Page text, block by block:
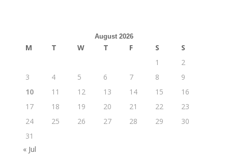
August 2026
M T W T F S
S
1
2
3
4 5 6 7 8
9
10
11 12 13 14 15
16
17
18 19 20 21 22
23
24
25 26 27 28 29
30
31
« Jul